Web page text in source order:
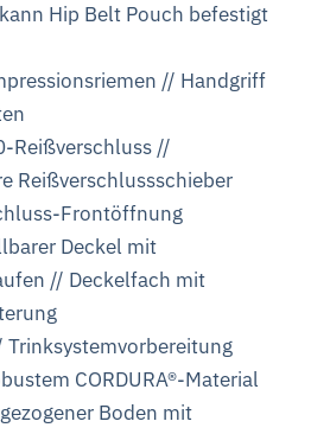
Hip Belt Pouch befestigt
// Handgriff
Reißverschluss //
Reißverschlussschieber
Frontöffnung
Deckel mit
// Deckelfach mit
Trinksystemvorbereitung
CORDURA®-Material
Boden mit